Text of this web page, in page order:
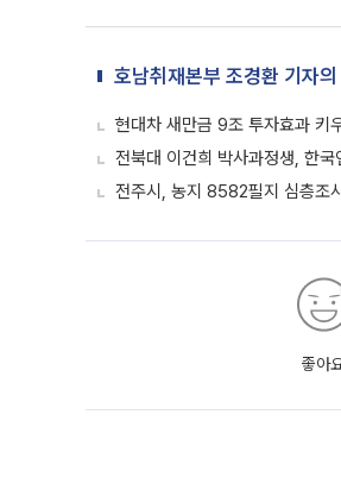
호남취재본부 조경환 기자
현대차 새만금 9조 투자효과 키
전북대 이건희 박사과정생, 한
전주시, 농지 8582필지 심층조
좋아